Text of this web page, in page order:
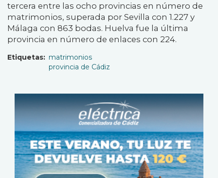
tercera entre las ocho provincias en número de
matrimonios, superada por Sevilla con 1.227 y
Málaga con 863 bodas. Huelva fue la última
provincia en número de enlaces con 224.
Etiquetas
matrimonios
provincia de Cádiz